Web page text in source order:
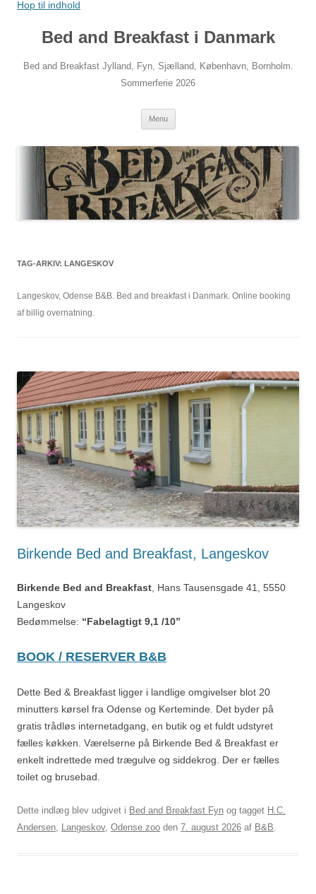
Hop til indhold
Bed and Breakfast i Danmark
Bed and Breakfast Jylland, Fyn, Sjælland, København, Bornholm.
Sommerferie 2026
Menu
TAG-ARKIV: LANGESKOV
Langeskov, Odense B&B. Bed and breakfast i Danmark. Online booking
af billig overnatning.
Birkende Bed and Breakfast, Langeskov
Birkende Bed and Breakfast , Hans Tausensgade 41, 5550
Langeskov
Bedømmelse: “Fabelagtigt 9,1 /10”
BOOK / RESERVER B&B
Dette Bed & Breakfast ligger i landlige omgivelser blot 20
minutters kørsel fra Odense og Kerteminde. Det byder på
gratis trådløs internetadgang, en butik og et fuldt udstyret
fælles køkken. Værelserne på Birkende Bed & Breakfast er
enkelt indrettede med trægulve og siddekrog. Der er fælles
toilet og brusebad.
Dette indlæg blev udgivet i Bed and Breakfast Fyn og tagget H.C.
Andersen Langeskov, Odense zoo den 7. august 2026 af B&B